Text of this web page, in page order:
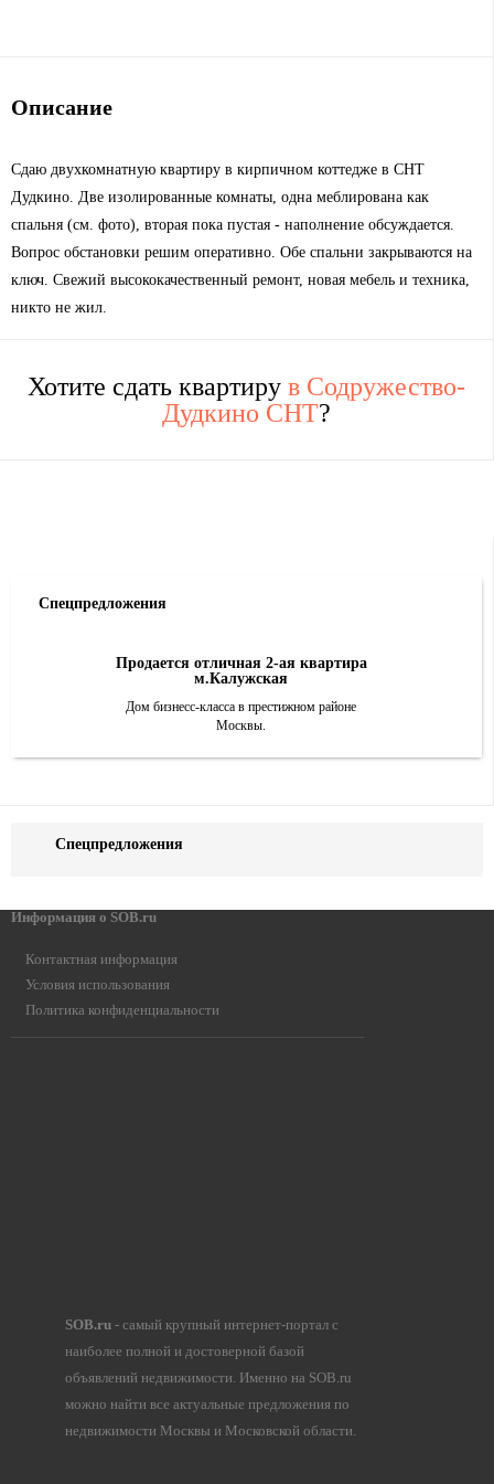
Описание
Сдаю двухкомнатную квартиру в кирпичном коттедже в СНТ
Дудкино. Две изолированные комнаты, одна меблирована как
спальня (см. фото), вторая пока пустая - наполнение обсуждается.
Вопрос обстановки решим оперативно. Обе спальни закрываются на
ключ. Свежий высококачественный ремонт, новая мебель и техника,
никто не жил.
Хотите сдать квартиру в Содружество-
Дудкино СНТ?
Спецпредложения
Продается отличная 2-ая квартира
м.Калужская
Дом бизнесс-класса в престижном районе
Москвы.
Спецпредложения
Информация о SOB.ru
Контактная информация
Условия использования
Политика конфиденциальности
SOB.ru - самый крупный интернет-портал с
наиболее полной и достоверной базой
объявлений недвижимости. Именно на SOB.ru
можно найти все актуальные предложения по
недвижимости Москвы и Московской области.